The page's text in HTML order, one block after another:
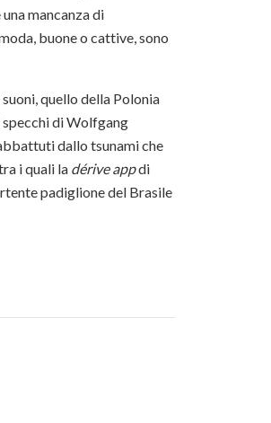
mancanza di
buone o cattive, sono
quello della Polonia
di Wolfgang
dallo tsunami che
i quali la dérive appdi
padiglione del Brasile